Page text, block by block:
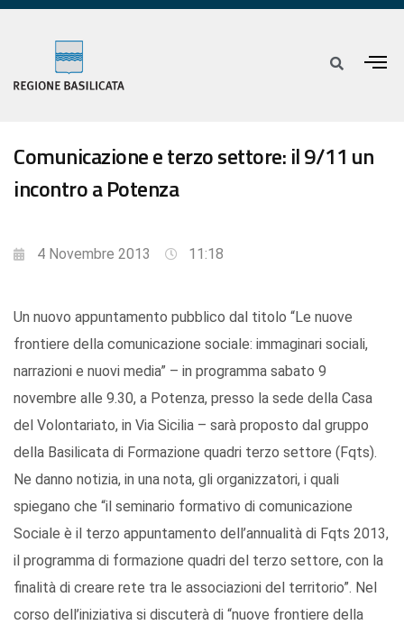
Comunicazione e terzo settore: il 9/11 un
incontro a Potenza
4 Novembre 2013 11:18
Un nuovo appuntamento pubblico dal titolo “Le nuove
frontiere della comunicazione sociale: immaginari sociali,
narrazioni e nuovi media” – in programma sabato 9
novembre alle 9.30, a Potenza, presso la sede della Casa
del Volontariato, in Via Sicilia – sarà proposto dal gruppo
della Basilicata di Formazione quadri terzo settore (Fqts).
Ne danno notizia, in una nota, gli organizzatori, i quali
spiegano che “il seminario formativo di comunicazione
Sociale è il terzo appuntamento dell’annualità di Fqts 2013,
il programma di formazione quadri del terzo settore, con la
finalità di creare rete tra le associazioni del territorio”. Nel
corso dell’iniziativa si discuterà di “nuove frontiere della